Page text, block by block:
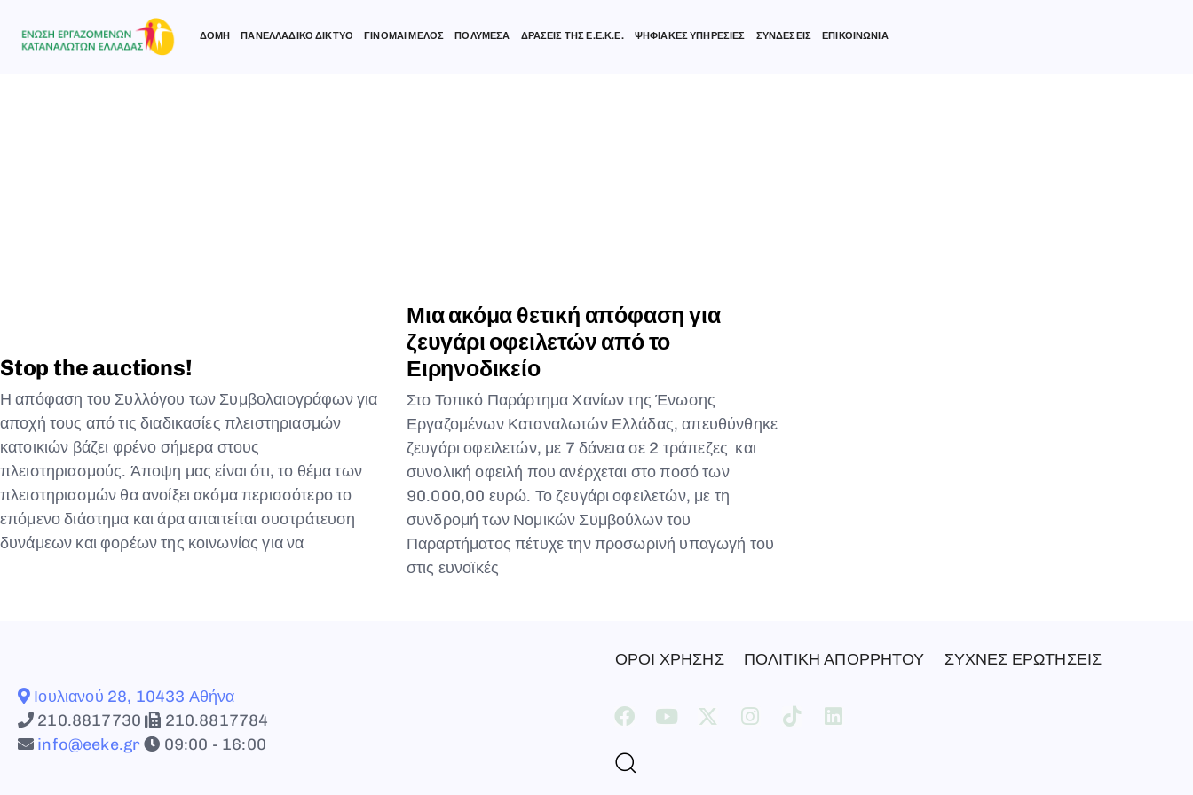
ΔΟΜΗ ΠΑΝΕΛΛΑΔΙΚΟ ΔΙΚΤΥΟ ΓΙΝΟΜΑΙ ΜΕΛΟΣ ΠΟΛΥΜΕΣΑ ΔΡΑΣΕΙΣ ΤΗΣ Ε.Ε.Κ.Ε. ΨΗΦΙΑΚΕΣ ΥΠΗΡΕΣΙΕΣ ΣΥΝΔΕΣΕΙΣ ΕΠΙΚΟΙΝΩΝΙΑ
Stop the auctions!
Η απόφαση του Συλλόγου των Συμβολαιογράφων για
αποχή τους από τις διαδικασίες πλειστηριασμών
κατοικιών βάζει φρένο σήμερα στους
πλειστηριασμούς. Άποψη μας είναι ότι, το θέμα των
πλειστηριασμών θα ανοίξει ακόμα περισσότερο το
επόμενο διάστημα και άρα απαιτείται συστράτευση
δυνάμεων και φορέων της κοινωνίας για να
Μια ακόμα θετική απόφαση για
ζευγάρι οφειλετών από το
Ειρηνοδικείο
Στο Τοπικό Παράρτημα Χανίων της Ένωσης
Εργαζομένων Καταναλωτών Ελλάδας, απευθύνθηκε
ζευγάρι οφειλετών, με 7 δάνεια σε 2 τράπεζες και
συνολική οφειλή που ανέρχεται στο ποσό των
90.000,00 ευρώ. Το ζευγάρι οφειλετών, με τη
συνδρομή των Νομικών Συμβούλων του
Παραρτήματος πέτυχε την προσωρινή υπαγωγή του
στις ευνοϊκές
Ιουλιανού 28, 10433 Αθήνα
210.8817730
210.8817784
info@eeke.gr
09:00 - 16:00
ΟΡΟΙ ΧΡΗΣΗΣ ΠΟΛΙΤΙΚΗ ΑΠΟΡΡΗΤΟΥ ΣΥΧΝΕΣ ΕΡΩΤΗΣΕΙΣ